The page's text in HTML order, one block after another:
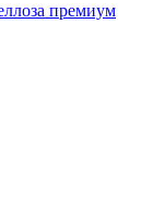
премиум